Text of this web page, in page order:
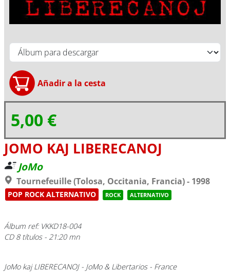
5,00 €
JOMO KAJ LIBERECANOJ
JoMo
Tournefeuille (Tolosa, Occitania, Francia) - 1998
POP ROCK ALTERNATIVO ROCK ALTERNATIVO
Álbum ref: VKKD18-004
CD 8 títulos - 21:20 mn
JoMo kaj LIBERECANOJ - JoMo & Libertarios - France